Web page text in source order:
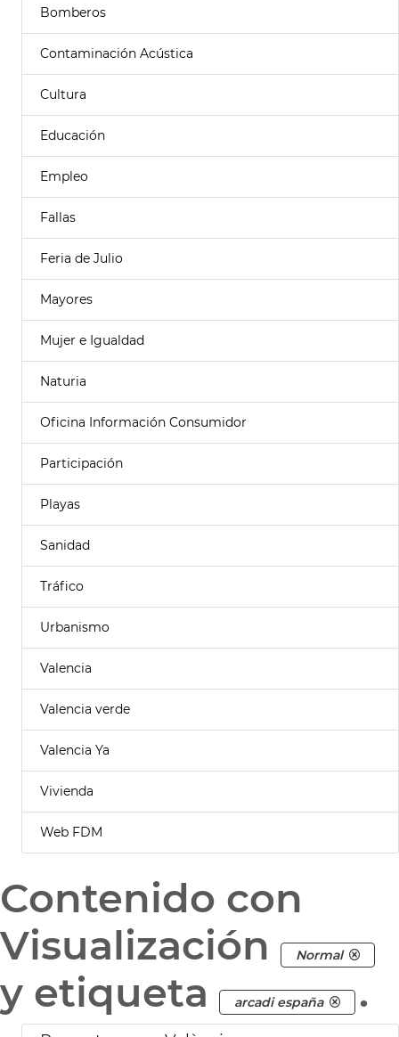
Bomberos
Contaminación Acústica
Cultura
Educación
Empleo
Fallas
Feria de Julio
Mayores
Mujer e Igualdad
Naturia
Oficina Información Consumidor
Participación
Playas
Sanidad
Tráfico
Urbanismo
Valencia
Valencia verde
Valencia Ya
Vivienda
Web FDM
Contenido con
Visualización
Normal
y etiqueta arcadi españa .